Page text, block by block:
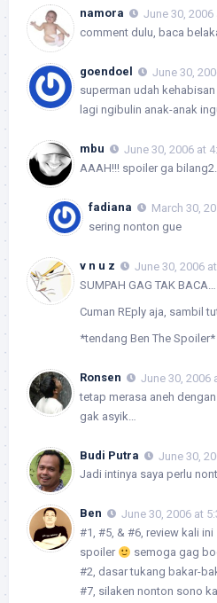
namora
June 30, 2006
comment dulu, baca
goendoel
June 30,
superman udah
lagi ngibulin anak-anak
mbu
June 30, 2006 at
AAAH!!! spoiler ga
fadiana
March 30,
sering nonton gue
v n u z
June 30, 2006
SUMPAH GAG TAK BACA…
Cuman REply aja, sambil
*tendang Ben The Spoiler*
Ronsen
June 30, 2006
tetap merasa aneh
gak asyik…
Budi Putra
June 30,
Jadi intinya saya perlu
Ben
June 30, 2006 at
#1, #5, & #6, review kali
spoiler
semoga gag
#2, dasar tukang bakar-
#7, silaken nonton sono